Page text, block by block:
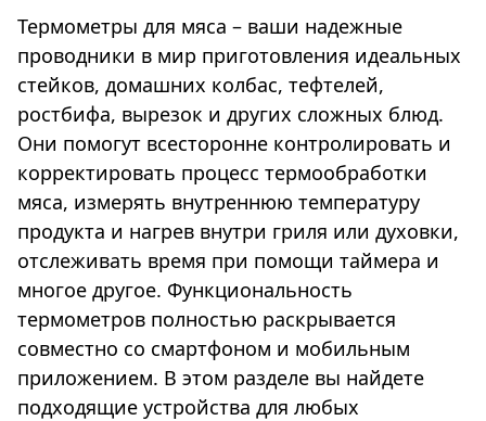
Термометры для мяса – ваши надежные
проводники в мир приготовления идеальных
стейков, домашних колбас, тефтелей,
ростбифа, вырезок и других сложных блюд.
Они помогут всесторонне контролировать и
корректировать процесс термообработки
мяса, измерять внутреннюю температуру
продукта и нагрев внутри гриля или духовки,
отслеживать время при помощи таймера и
многое другое. Функциональность
термометров полностью раскрывается
совместно со смартфоном и мобильным
приложением. В этом разделе вы найдете
подходящие устройства для любых